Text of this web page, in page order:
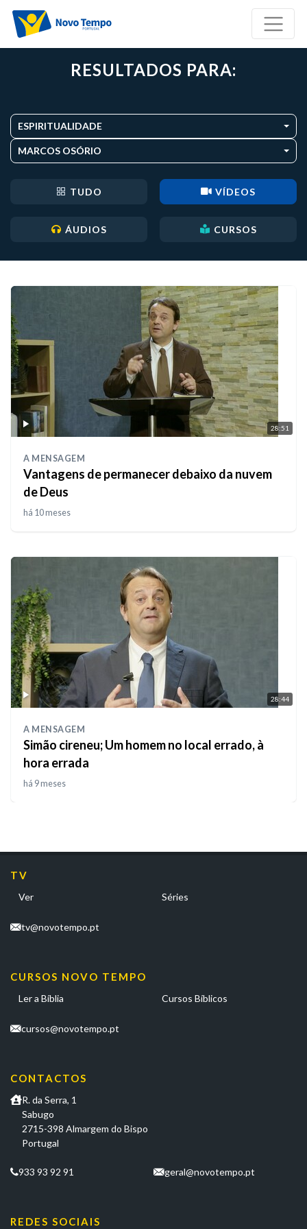
RESULTADOS PARA:
ESPIRITUALIDADE
MARCOS OSÓRIO
TUDO VÍDEOS
ÁUDIOS CURSOS
28:51
A MENSAGEM
Vantagens de permanecer debaixo da nuvem
de Deus
há 10 meses
28:44
A MENSAGEM
Simão cireneu; Um homem no local errado, à
hora errada
há 9 meses
TV
Ver Séries
tv@novotempo.pt
CURSOS NOVO TEMPO
Ler a Bíblia Cursos Bíblicos
cursos@novotempo.pt
CONTACTOS
R. da Serra, 1
Sabugo
2715-398 Almargem do Bispo
Portugal
933 93 92 91 geral@novotempo.pt
REDES SOCIAIS